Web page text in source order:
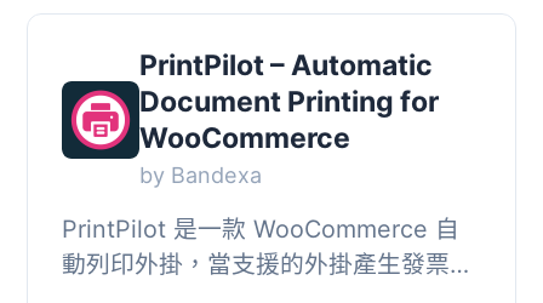
PrintPilot – Automatic
Document Printing for
WooCommerce
by Bandexa
PrintPilot 是一款 WooCommerce 自
動列印外掛，當支援的外掛產生發票、